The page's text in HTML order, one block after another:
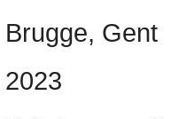
Brugge, Gent
2023